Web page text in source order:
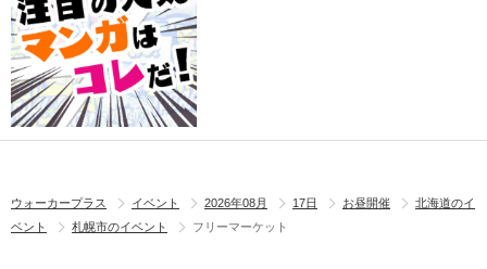
ウォーカープラス イベント 2026年08月 17日 お昼開催
北海道のイ
ベント
札幌市のイベント フリーマーケット